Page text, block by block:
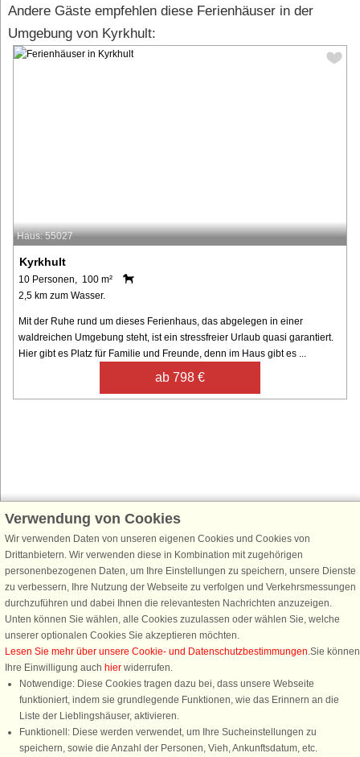
Andere Gäste empfehlen diese Ferienhäuser in der
Umgebung von Kyrkhult:
Haus: 55027
Kyrkhult
10 Personen, 100 m²
2,5 km zum Wasser.
Mit der Ruhe rund um dieses Ferienhaus, das abgelegen in einer
waldreichen Umgebung steht, ist ein stressfreier Urlaub quasi garantiert.
Hier gibt es Platz für Familie und Freunde, denn im Haus gibt es ...
ab 798 €
Schließen Sie sich 100.000 Ferienhaus-Fans an
Erhalten Sie einenWillkommensgutschein von 25 € für Ihren nächsten
Ferienhausurlaub - melden Sie sich einfach für den DanCenter Newsletter
an. Verpassen Sie nie wieder exklusive Angebote, Gewinnspiele und
Urlaubstipps!
Newsletter abonnieren
Verwendung von Cookies
Wir verwenden Daten von unseren eigenen Cookies und Cookies von
Drittanbietern. Wir verwenden diese in Kombination mit zugehörigen
personenbezogenen Daten, um Ihre Einstellungen zu speichern, unsere Dienste
zu verbessern, Ihre Nutzung der Webseite zu verfolgen und Verkehrsmessungen
durchzuführen und dabei Ihnen die relevantesten Nachrichten anzuzeigen.
Unten können Sie wählen, alle Cookies zuzulassen oder wählen Sie, welche
unserer optionalen Cookies Sie akzeptieren möchten.
Lesen Sie mehr über unsere Cookie- und Datenschutzbestimmungen.Sie können
Ihre Einwilligung auch hier widerrufen.
Notwendige: Diese Cookies tragen dazu bei, dass unsere Webseite
funktioniert, indem sie grundlegende Funktionen, wie das Erinnern an die
Liste der Lieblingshäuser, aktivieren.
Funktionell: Diese werden verwendet, um Ihre Sucheinstellungen zu
speichern, sowie die Anzahl der Personen, Vieh, Ankunftsdatum, etc.